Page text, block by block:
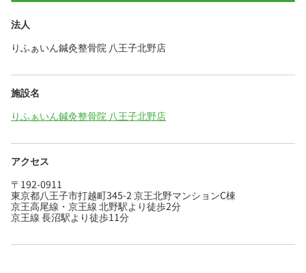
法人
りふぁいん鍼灸整骨院 八王子北野店
施設名
りふぁいん鍼灸整骨院 八王子北野店
アクセス
〒192-0911
東京都八王子市打越町345-2 京王北野マンションC棟
京王高尾線・京王線 北野駅より徒歩2分
京王線 長沼駅より徒歩11分